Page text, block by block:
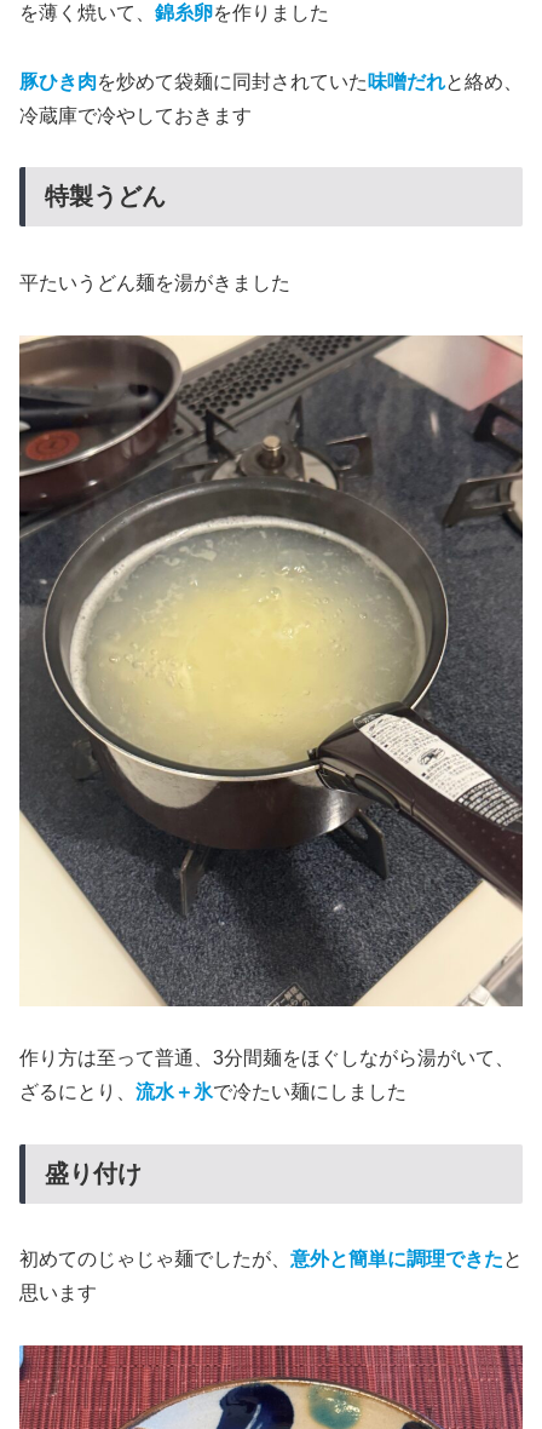
を薄く焼いて、 錦糸卵を作りました
豚ひき肉を炒めて袋麺に同封されていた 味噌だれと絡め、
冷蔵庫で冷やしておきます
特製うどん
平たいうどん麺を湯がきました
作り方は至って普通、3分間麺をほぐしながら湯がいて、
ざるにとり、 流水＋氷で冷たい麺にしました
盛り付け
初めてのじゃじゃ麺でしたが、 意外と簡単に調理できたと
思います